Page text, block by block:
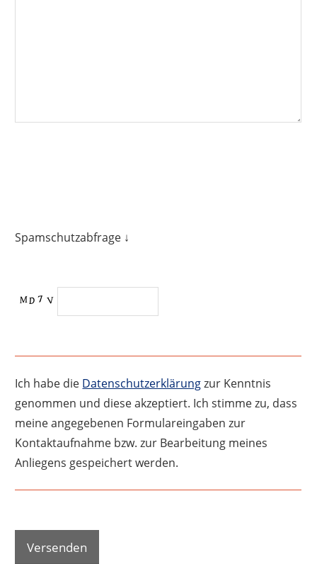
Spamschutzabfrage ↓
Ich habe die Datenschutzerklärungzur Kenntnis
genommen und diese akzeptiert. Ich stimme zu, dass
meine angegebenen Formulareingaben zur
Kontaktaufnahme bzw. zur Bearbeitung meines
Anliegens gespeichert werden.